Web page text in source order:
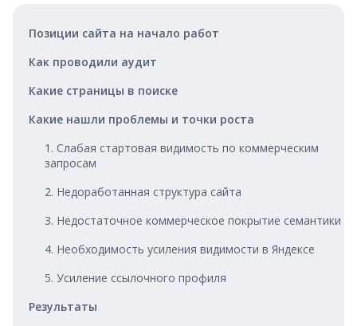
Позиции сайта на начало работ
Как проводили аудит
Какие страницы в поиске
Какие нашли проблемы и точки роста
1. Слабая стартовая видимость по коммерческим
запросам
2. Недоработанная структура сайта
3. Недостаточное коммерческое покрытие семантики
4. Необходимость усиления видимости в Яндексе
5. Усиление ссылочного профиля
Результаты